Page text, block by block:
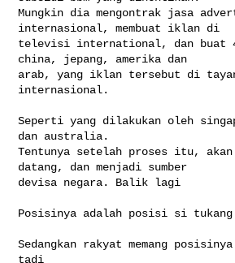
Mungkin dia mengontrak jasa
internasional, membuat iklan di
televisi international, dan buat 4
china, jepang, amerika dan
arab, yang iklan tersebut di
internasional.
Seperti yang dilakukan oleh
dan australia.
Tentunya setelah proses itu,
datang, dan menjadi sumber
devisa negara. Balik lagi
Posisinya adalah posisi si
Sedangkan rakyat memang
tadi